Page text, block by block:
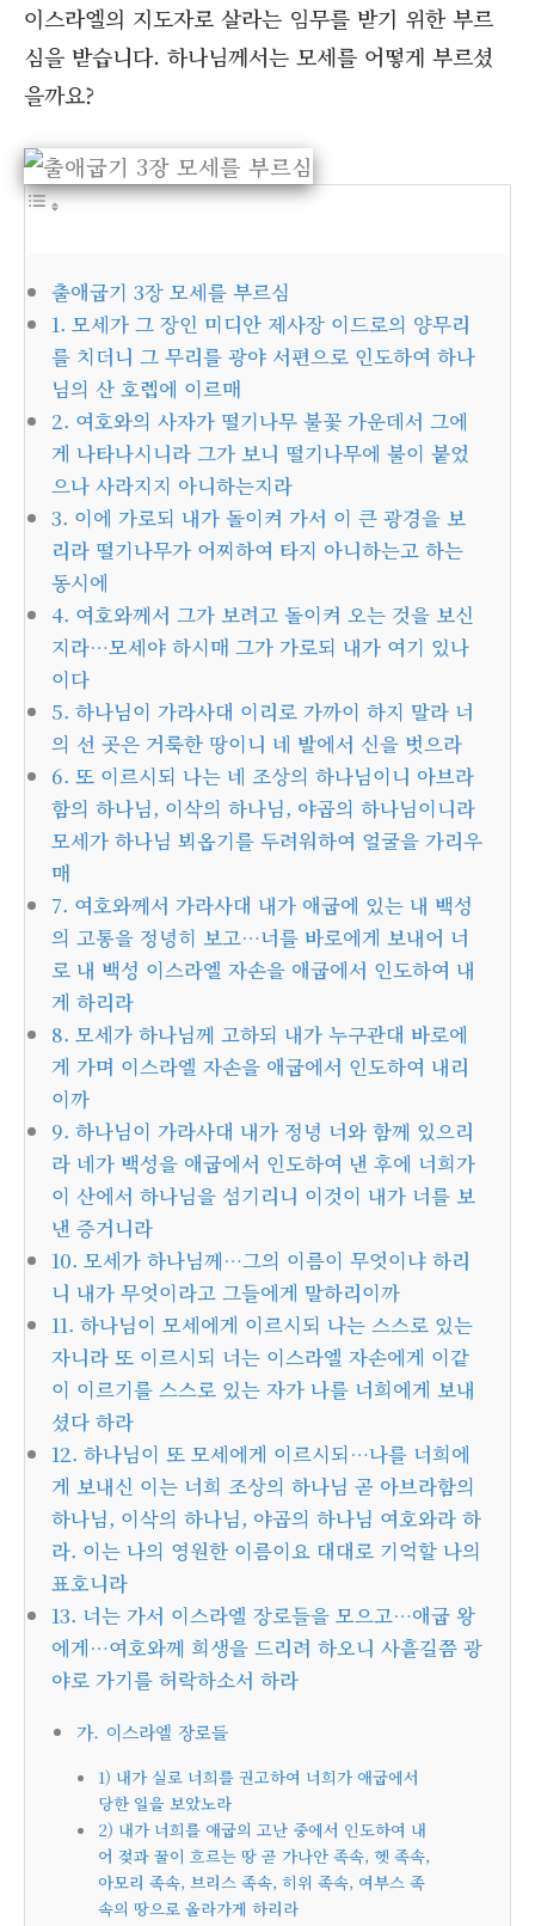
이스라엘의 지도자로 살라는 임무를 받기 위한 부르
심을 받습니다. 하나님께서는 모세를 어떻게 부르셨
을까요?
출애굽기 3장 모세를 부르심
1. 모세가 그 장인 미디안 제사장 이드로의 양무리
를 치더니 그 무리를 광야 서편으로 인도하여 하나
님의 산 호렙에 이르매
2. 여호와의 사자가 떨기나무 불꽃 가운데서 그에
게 나타나시니라 그가 보니 떨기나무에 불이 붙었
으나 사라지지 아니하는지라
3. 이에 가로되 내가 돌이켜 가서 이 큰 광경을 보
리라 떨기나무가 어찌하여 타지 아니하는고 하는
동시에
4. 여호와께서 그가 보려고 돌이켜 오는 것을 보신
지라…모세야 하시매 그가 가로되 내가 여기 있나
이다
5. 하나님이 가라사대 이리로 가까이 하지 말라 너
의 선 곳은 거룩한 땅이니 네 발에서 신을 벗으라
6. 또 이르시되 나는 네 조상의 하나님이니 아브라
함의 하나님, 이삭의 하나님, 야곱의 하나님이니라
모세가 하나님 뵈옵기를 두려워하여 얼굴을 가리우
매
7. 여호와께서 가라사대 내가 애굽에 있는 내 백성
의 고통을 정녕히 보고…너를 바로에게 보내어 너
로 내 백성 이스라엘 자손을 애굽에서 인도하여 내
게 하리라
8. 모세가 하나님께 고하되 내가 누구관대 바로에
게 가며 이스라엘 자손을 애굽에서 인도하여 내리
이까
9. 하나님이 가라사대 내가 정녕 너와 함께 있으리
라 네가 백성을 애굽에서 인도하여 낸 후에 너희가
이 산에서 하나님을 섬기리니 이것이 내가 너를 보
낸 증거니라
10. 모세가 하나님께…그의 이름이 무엇이냐 하리
니 내가 무엇이라고 그들에게 말하리이까
11. 하나님이 모세에게 이르시되 나는 스스로 있는
자니라 또 이르시되 너는 이스라엘 자손에게 이같
이 이르기를 스스로 있는 자가 나를 너희에게 보내
셨다 하라
12. 하나님이 또 모세에게 이르시되…나를 너희에
게 보내신 이는 너희 조상의 하나님 곧 아브라함의
하나님, 이삭의 하나님, 야곱의 하나님 여호와라 하
라. 이는 나의 영원한 이름이요 대대로 기억할 나의
표호니라
13. 너는 가서 이스라엘 장로들을 모으고…애굽 왕
에게…여호와께 희생을 드리려 하오니 사흘길쯤 광
야로 가기를 허락하소서 하라
가. 이스라엘 장로들
1) 내가 실로 너희를 권고하여 너희가 애굽에서
당한 일을 보았노라
2) 내가 너희를 애굽의 고난 중에서 인도하여 내
어 젖과 꿀이 흐르는 땅 곧 가나안 족속, 헷 족속,
아모리 족속, 브리스 족속, 히위 족속, 여부스 족
속의 땅으로 올라가게 하리라